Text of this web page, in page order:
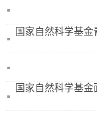
国家自然科学基
国家自然科学基